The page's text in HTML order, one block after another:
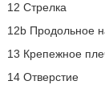
12 Стрелка
12b Продольное
13 Крепежное
14 Отверстие